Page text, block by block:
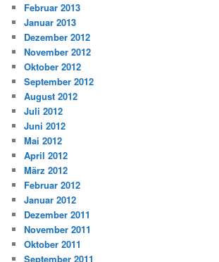
Februar 2013
Januar 2013
Dezember 2012
November 2012
Oktober 2012
September 2012
August 2012
Juli 2012
Juni 2012
Mai 2012
April 2012
März 2012
Februar 2012
Januar 2012
Dezember 2011
November 2011
Oktober 2011
September 2011